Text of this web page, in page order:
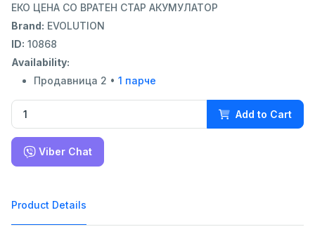
ЕКО ЦЕНА СО ВРАТЕН СТАР АКУМУЛАТОР
Brand: EVOLUTION
ID: 10868
Availability:
Продавница 2 • 1 парче
Add to Cart
Viber Chat
Product Details